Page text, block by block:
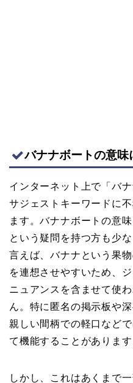
バナナボートの意味
インターネット上で「バ
サジェストキーワードに
ます。バナナボートの意
という疑問を持つ方も少
言えば、バナナという果
を連想させやすいため、
ニュアンスを含ませて使
ん。特に匿名の掲示板や
親しい間柄での軽口など
て機能することがあります
しかし、これはあくまで